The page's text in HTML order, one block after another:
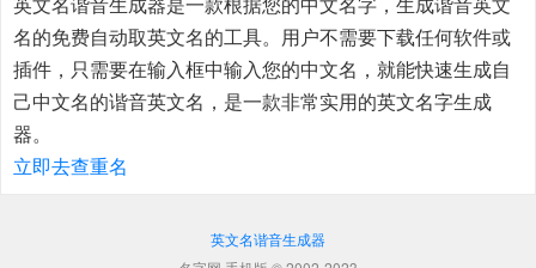
名的免费自动取英文名的工具。用户不需要下载任何软件或
插件，只需要在输入框中输入您的中文名，就能快速生成自
己中文名的谐音英文名，是一款非常实用的英文名字生成
器。
立即去查重名
英文名谐音生成器